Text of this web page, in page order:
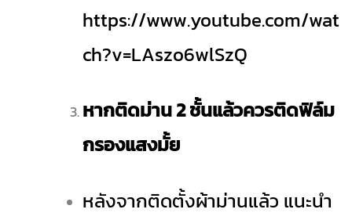
https://www.youtube.com/wat
ch?v=LAszo6wlSzQ
หากติดม่าน 2 ชั้นแล้วควรติดฟิล์ม
กรองแสงมั้ย
หลังจากติดตั้งผ้าม่านแล้ว แนะนำ